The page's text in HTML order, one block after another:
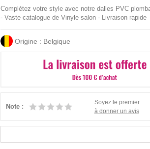
Complétez votre style avec notre dalles PVC
- Vaste catalogue de Vinyle salon - Livraison rapide
Origine : Belgique
Note :
Soyez le premier
à donner un avis